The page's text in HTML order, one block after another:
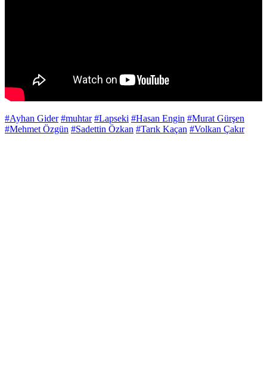
#Ayhan Gider #muhtar #Lapseki #Hasan Engin #Murat Gürşen
#Mehmet Özgün #Sadettin Özkan #Tarık Kaçan #Volkan Çakır